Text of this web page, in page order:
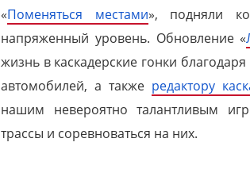
«Поменяться местами», подняли
напряженный уровень. Обновление «
жизнь в каскадерские гонки
автомобилей, а также редактору
нашим невероятно талантливым
трассы и соревноваться на них.